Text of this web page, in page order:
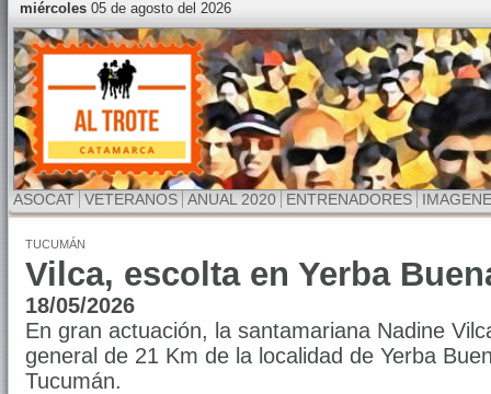
miércoles05 de agosto del 2026
ASOCAT VETERANOS ANUAL 2020 ENTRENADORES
TUCUMÁN
Vilca, escolta en Yerba
18/05/2026
En gran actuación, la santamariana Nadine
general de 21 Km de la localidad de Yerba
Tucumán.